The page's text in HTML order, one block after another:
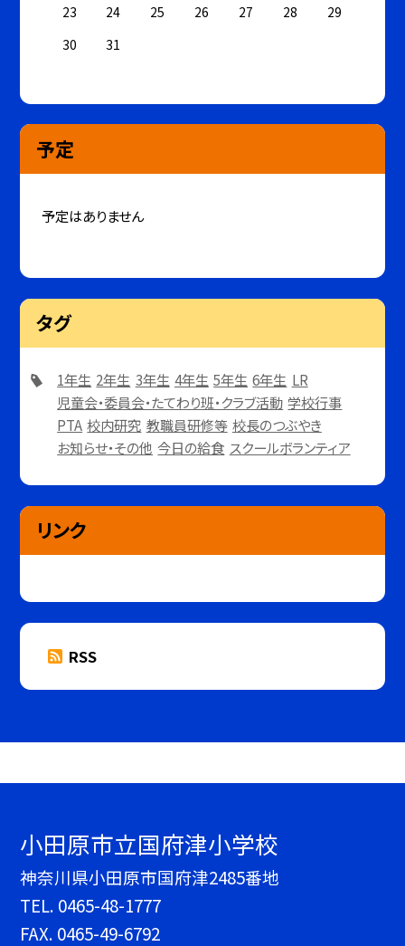
23
24 25 26 27 28
29
30
31
予定
予定はありません
タグ
1年生 2年生 3年生 4年生 5年生 6年生 LR
児童会・委員会・たてわり班・クラブ活動 学校行事
PTA 校内研究 教職員研修等 校長のつぶやき
お知らせ・その他 今日の給食 スクールボランティア
リンク
RSS
小田原市立国府津小学校
神奈川県小田原市国府津2485番地
TEL. 0465-48-1777
FAX. 0465-49-6792